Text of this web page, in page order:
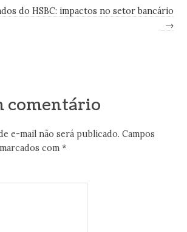
do HSBC: impactos no setor bancário
→
comentário
e-mail não será publicado. Campos
com*